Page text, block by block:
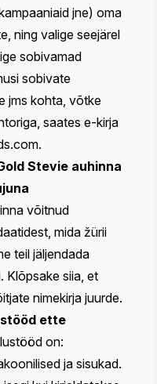
jne) oma
ning valige seejärel
sobivamad
sobivate
jms kohta, võtke
saates e-kirja
.
Stevie auhinna
võitnud
mida žürii
teil jäljendada
Klõpsake siia, et
nimekirja juurde.
ette
on:
ja sisukad.